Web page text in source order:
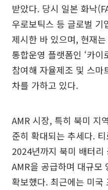
받았다. 당시 일본 화낙
우로보틱스 등 글로벌 기
제시한 바 있으며, 현재
통합운영 플랫폼인 ‘카이
참여해 자율제조 및 스마
차를 가하고 있다.
AMR 시장, 특히 북미 지
준히 확대되는 추세다.
2024년까지 북미 배터리
AMR을 공급하며 대규모
확보했다. 최근에는 미